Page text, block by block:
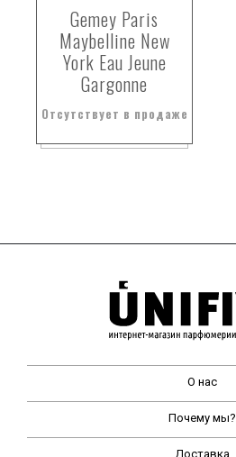
Gemey Paris
Maybelline New
York Eau Jeune
Gargonne
Отсутствует в продаже
О нас
Почему мы?
Доставка